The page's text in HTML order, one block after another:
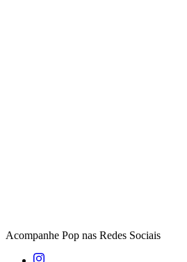
Acompanhe Pop nas Redes Sociais